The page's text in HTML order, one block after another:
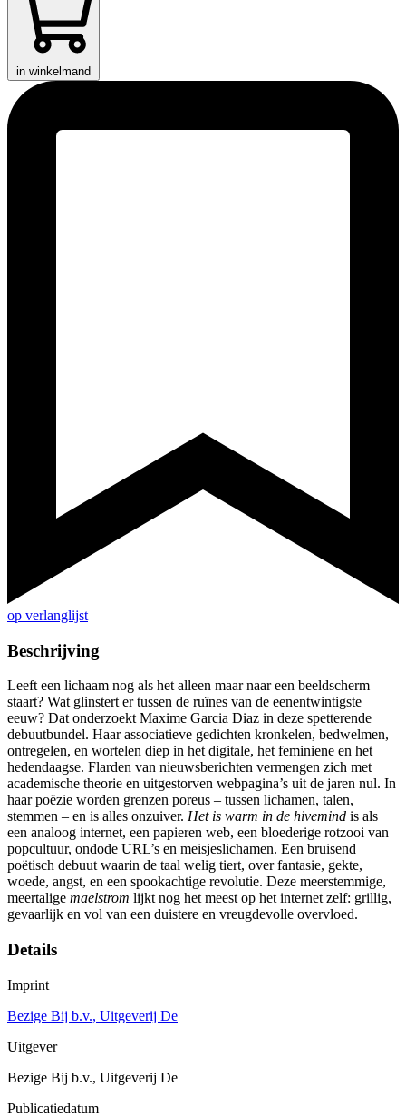
in winkelmand
op verlanglijst
Beschrijving
Leeft een lichaam nog als het alleen maar naar een beeldscherm
staart? Wat glinstert er tussen de ruïnes van de eenentwintigste
eeuw? Dat onderzoekt Maxime Garcia Diaz in deze spetterende
debuutbundel. Haar associatieve gedichten kronkelen, bedwelmen,
ontregelen, en wortelen diep in het digitale, het feminiene en het
hedendaagse. Flarden van nieuwsberichten vermengen zich met
academische theorie en uitgestorven webpagina’s uit de jaren nul. In
haar poëzie worden grenzen poreus – tussen lichamen, talen,
stemmen – en is alles onzuiver. Het is warm in de hivemind is als
een analoog internet, een papieren web, een bloederige rotzooi van
popcultuur, ondode URL’s en meisjeslichamen. Een bruisend
poëtisch debuut waarin de taal welig tiert, over fantasie, gekte,
woede, angst, en een spookachtige revolutie. Deze meerstemmige,
meertalige maelstrom lijkt nog het meest op het internet zelf: grillig,
gevaarlijk en vol van een duistere en vreugdevolle overvloed.
Details
Imprint
Bezige Bij b.v., Uitgeverij De
Uitgever
Bezige Bij b.v., Uitgeverij De
Publicatiedatum